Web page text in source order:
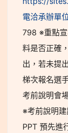
電洽承辦單
798 ※重點
料是否正確
出，若未提
梯次報名選
考前說明會
※考前說明
PPT 預先進